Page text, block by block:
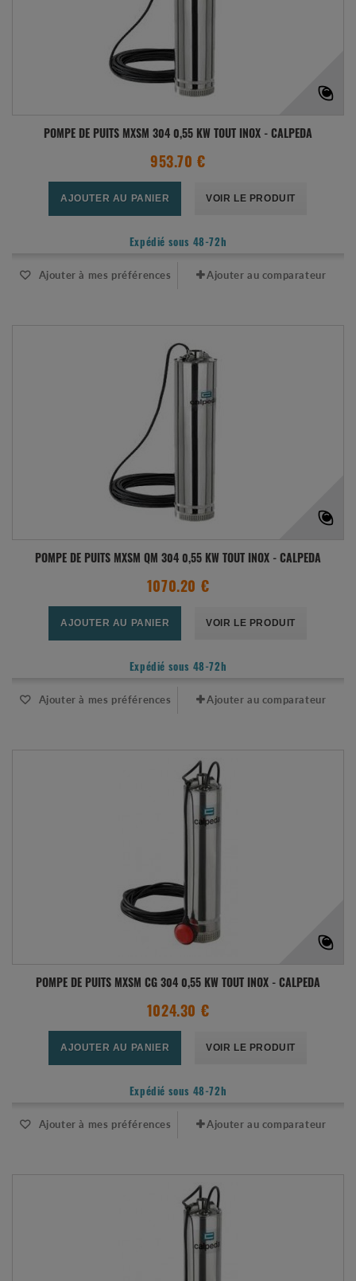
POMPE DE PUITS MXSM 304 0,55 KW TOUT INOX - CALPEDA
953.70 €
AJOUTER AU PANIER VOIR LE PRODUIT
Expédié sous 48-72h
Ajouter à mes préférences Ajouter au comparateur
POMPE DE PUITS MXSM QM 304 0,55 KW TOUT INOX - CALPEDA
1070.20 €
AJOUTER AU PANIER VOIR LE PRODUIT
Expédié sous 48-72h
Ajouter à mes préférences Ajouter au comparateur
POMPE DE PUITS MXSM CG 304 0,55 KW TOUT INOX - CALPEDA
1024.30 €
AJOUTER AU PANIER VOIR LE PRODUIT
Expédié sous 48-72h
Ajouter à mes préférences Ajouter au comparateur